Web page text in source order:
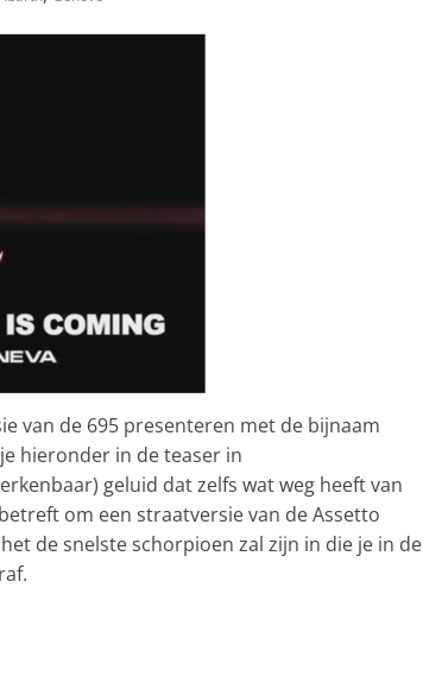
van de 695 presenteren met de bijnaam
hieronder in de teaser in
geluid dat zelfs wat weg heeft van
om een straatversie van de Assetto
de snelste schorpioen zal zijn in die je in de